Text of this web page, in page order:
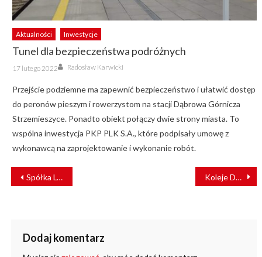
Aktualności Inwestycje
Tunel dla bezpieczeństwa podróżnych
Posted
on
17 lutego 2022 Author
Radosław Karwicki
Przejście podziemne ma zapewnić bezpieczeństwo i ułatwić dostęp
do peronów pieszym i rowerzystom na stacji Dąbrowa Górnicza
Strzemieszyce. Ponadto obiekt połączy dwie strony miasta. To
wspólna inwestycja PKP PLK S.A., które podpisały umowę z
wykonawcą na zaprojektowanie i wykonanie robót.
NAWIGACJA
WPISU
Spółka LOTOS Kolej wzmocniła swoją pozycję w rynku przewozów Koleje Dolnośląskie we wtorek przewiozą kierowców za darmo!
Dodaj komentarz